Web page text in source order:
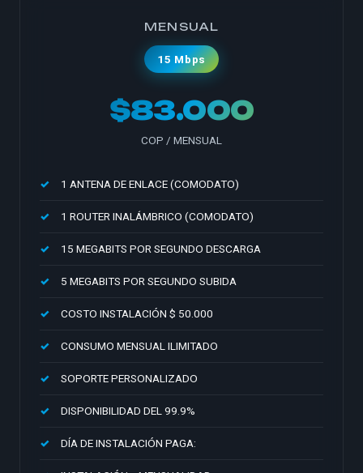
MENSUAL
15 Mbps
$83.000
COP / MENSUAL
1 ANTENA DE ENLACE (COMODATO)
1 ROUTER INALÁMBRICO (COMODATO)
15 MEGABITS POR SEGUNDO DESCARGA
5 MEGABITS POR SEGUNDO SUBIDA
COSTO INSTALACIÓN $ 50.000
CONSUMO MENSUAL ILIMITADO
SOPORTE PERSONALIZADO
DISPONIBILIDAD DEL 99.9%
DÍA DE INSTALACIÓN PAGA: